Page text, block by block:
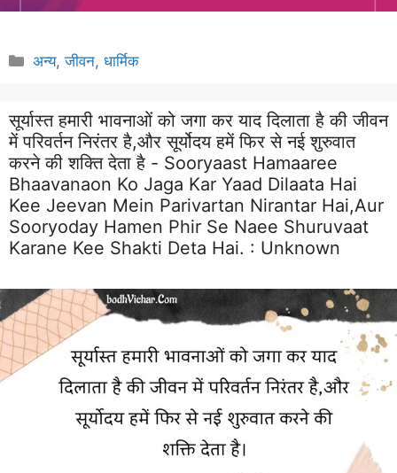
Categories
अन्य,जीवन,धार्मिक
सूर्यास्त हमारी भावनाओं को जगा कर याद दिलाता है की जीवन
में परिवर्तन निरंतर है,और सूर्योदय हमें फिर से नई शुरुवात
करने की शक्ति देता है - Sooryaast Hamaaree
Bhaavanaon Ko Jaga Kar Yaad Dilaata Hai
Kee Jeevan Mein Parivartan Nirantar Hai,aur
Sooryoday Hamen Phir Se Naee Shuruvaat
Karane Kee Shakti Deta Hai. : Unknown